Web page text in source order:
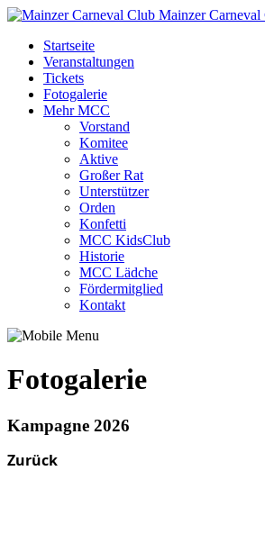
Mainzer Carneval
Startseite
Veranstaltungen
Tickets
Fotogalerie
Mehr MCC
Vorstand
Komitee
Aktive
Großer Rat
Unterstützer
Orden
Konfetti
MCC KidsClub
Historie
MCC Lädche
Fördermitglied
Kontakt
Fotogalerie
Kampagne 2026
Zurück